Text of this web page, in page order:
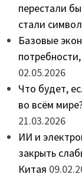
перестали
стали
Базовые
02.05.2026
Что будет,
во всём
21.03.2026
ИИ и
закрыть
Китая